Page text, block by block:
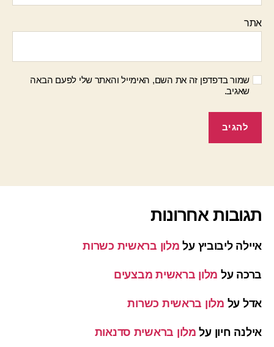
אתר
שמור בדפדפן זה את השם, האימייל והאתר שלי לפעם הבאה
שאגיב.
תגובות אחרונות
איילה ליבוביץ על מלון בראשית כשרות
ברכה על מלון בראשית מבצעים
אדל על מלון בראשית כשרות
אילנה חיון על מלון בראשית סדנאות